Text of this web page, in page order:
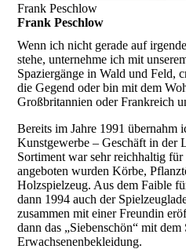
Frank Peschlow
Frank Peschlow
Wenn ich nicht gerade auf
stehe, unternehme ich mit
Spaziergänge in Wald und Feld,
die Gegend oder bin mit dem
Großbritannien oder Frankreich
Bereits im Jahre 1991 übernahm
Kunstgewerbe – Geschäft in der
Sortiment war sehr reichhaltig
angeboten wurden Körbe,
Holzspielzeug. Aus dem Faible
dann 1994 auch der
zusammen mit einer Freundin
dann das „Siebenschön“ mit
Erwachsenenbekleidung.